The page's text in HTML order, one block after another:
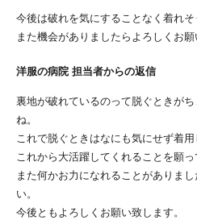
今後は破れを気にすることなく着れそ
また機会がありましたらよろしくお願
洋服の病院 担当者からの返信
裏地が破れているのって脱ぐときが
ね。
これで脱ぐときはなにも気にせず着
これから大活躍してくれることを願っ
また何かお力になれることがありま
い。
今後ともよろしくお願い致します。